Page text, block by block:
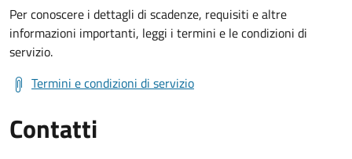
Per conoscere i dettagli di scadenze, requisiti e altre
informazioni importanti, leggi i termini e le condizioni di
servizio.
Termini e condizioni di servizio
Contatti